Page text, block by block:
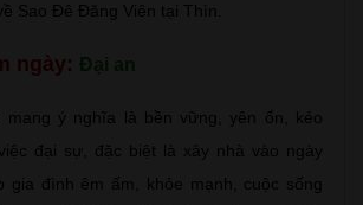
Sao Đê Đăng Viên tại Thìn.
ngày: Đại an
mang ý nghĩa là bền vững, yên ổn, kéo
đại sự, đặc biệt là xây nhà vào ngày
gia đình êm ấm, khỏe mạnh, cuộc sống